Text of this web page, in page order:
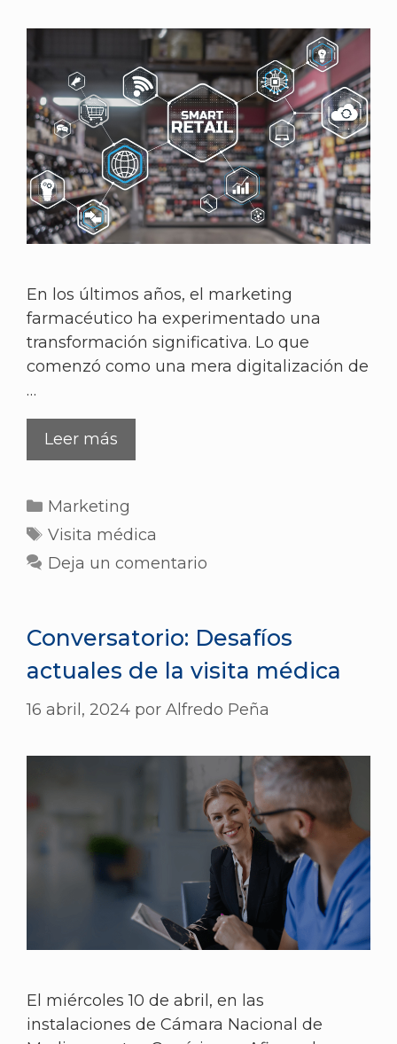
En los últimos años, el marketing
farmacéutico ha experimentado una
transformación significativa. Lo que
comenzó como una mera digitalización de
…
Leer más
Marketing
Visita médica
Deja un comentario
Conversatorio: Desafíos
actuales de la visita médica
16 abril, 2024 por Alfredo Peña
El miércoles 10 de abril, en las
instalaciones de Cámara Nacional de